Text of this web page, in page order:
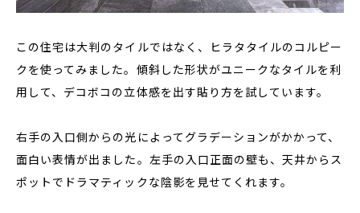
この住宅は大判のタイルではなく、ヒラタタイルのコルピー
クを使ってみました。傾斜した形状がユニークなタイルを利
用して、デコボコの立体感を出す貼り方を試しています。
右手の入口側からの光によってグラデーションがかかって、
面白い表情が出ました。左手の入口正面の壁も、天井からス
ポットでドラマティックな陰影を見せてくれます。